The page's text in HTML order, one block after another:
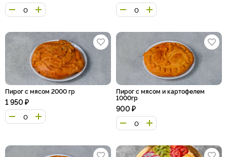
Пирог с мясом 2000 гр
1 950 ₽
Пирог с мясом и картофелем
1000гр
900 ₽